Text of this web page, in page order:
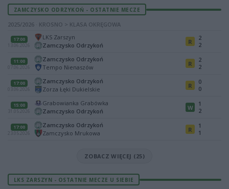
ZAMCZYSKO ODRZYKOŃ - OSTATNIE MECZE
2025/2026 · KROSNO > KLASA OKRĘGOWA
17:00
13.06.2026
LKS Zarszyn
Zamczysko Odrzykoń
R
2
2
11:00
07.06.2026
Zamczysko Odrzykoń
Tempo Nienaszów
R
2
2
17:00
03.06.2026
Zamczysko Odrzykoń
Zorza Łęki Dukielskie
R
0
0
15:00
31.05.2026
Grabowianka Grabówka
Zamczysko Odrzykoń
W
1
2
17:00
23.05.2026
Zamczysko Odrzykoń
Zamczysko Mrukowa
R
1
1
ZOBACZ WIĘCEJ (25)
LKS ZARSZYN - OSTATNIE MECZE U SIEBIE